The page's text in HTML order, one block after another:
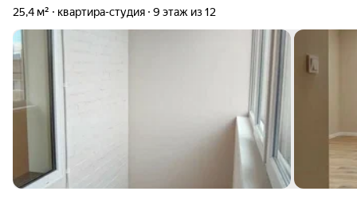
25,4 м² квартира-студия 9 этаж из 12